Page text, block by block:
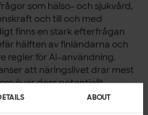
ABOUT
som hälso- och sjukvård,
och till och med
finns en stark efterfrågan
hälften av finländarna och
regler för AI-användning.
att näringslivet drar mest
över dess potentiellt
och samhället, såsom